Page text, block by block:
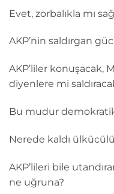
Evet, zorbalıkla mı
AKP’nin saldırgan
AKP’liler konuşacak,
diyenlere mi
Bu mudur
Nerede kaldı
AKP’lileri bile
ne uğruna?